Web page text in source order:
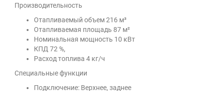
Производительность
Отапливаемый объем 216 м³
Отапливаемая площадь 87 м²
Номинальная мощность 10 кВт
КПД 72 %,
Расход топлива 4 кг/ч
Специальные функции
Подключение: Верхнее, заднее